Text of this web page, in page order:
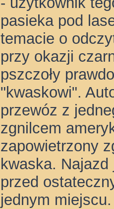
pasieka pod
temacie o
przy okazji
pszczoły
"kwaskowi".
przewóz z
zgnilcem
zapowietrzony
kwaska.
przed
jednym miejscu.